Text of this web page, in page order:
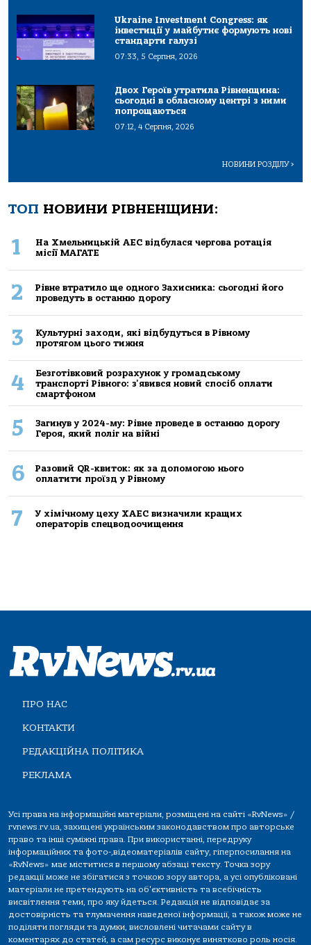
Ukraine Investment Congress: як
інвестиції у майбутнє формують нові
стандарти галузі
07:33, 5 Серпня, 2026
Двох Героїв утратила Рівненщина:
сьогодні в обласному центрі з ними
попрощаються
07:12, 4 Серпня, 2026
НОВИНИ РОЗДІЛУ>
ТОП НОВИНИ РІВНЕНЩИНИ:
1
На Хмельницькій АЕС відбулася чергова ротація
місії МАГАТЕ
2
Рівне втратило ще одного Захисника: сьогодні його
проведуть в останню дорогу
3
Культурні заходи, які відбудуться в Рівному
протягом цього тижня
4
Безготівковий розрахунок у громадському
транспорті Рівного: з'явився новий спосіб оплати
смартфоном
5
Загинув у 2024-му: Рівне проведе в останню дорогу
Героя, який поліг на війні
6
Разовий QR-квиток: як за допомогою нього
оплатити проїзд у Рівному
7
У хімічному цеху ХАЕС визначили кращих
операторів спецводоочищення
ПРО НАС
КОНТАКТИ
РЕДАКЦІЙНА ПОЛІТИКА
РЕКЛАМА
Усі права на інформаційні матеріали, розміщені на сайті «RvNews» /
rvnews.rv.ua, захищені українським законодавством про авторське
право та інші суміжні права. При використанні, передруку
інформаційних та фото-,відеоматеріалів сайту, гіперпосилання на
«RvNews» має міститися в першому абзаці тексту. Точка зору
редакції може не збігатися з точкою зору автора, а усі опубліковані
матеріали не претендують на об'єктивність та всебічність
висвітлення теми, про яку йдеться. Редакція не відповідає за
достовірність та тлумачення наведеної інформації, а також може не
поділяти погляди та думки, висловлені читачами сайту в
коментарях до статей, а сам ресурс виконує винятково роль носія.